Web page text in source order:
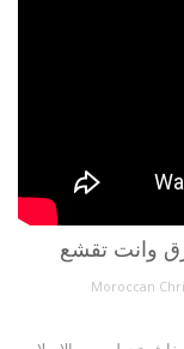
Moroccan